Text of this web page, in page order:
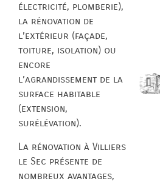
électricité, plomberie),
la rénovation de
l’extérieur (façade,
toiture, isolation) ou
encore
l’agrandissement de la
surface habitable
(extension,
surélévation).
La rénovation à Villiers
le Sec présente de
nombreux avantages,